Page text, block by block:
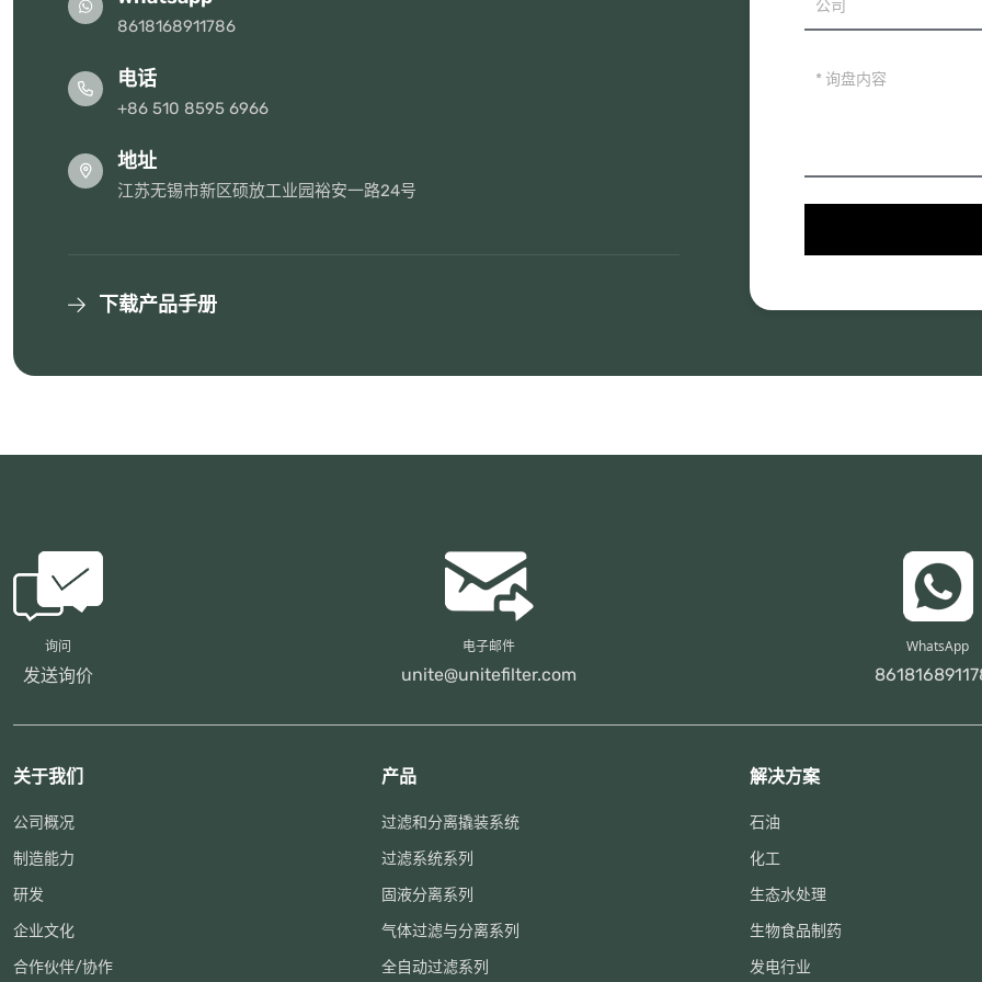
8618168911786
电话
+86 510 8595 6966
地址
江苏无锡市新区硕放工业园裕安一路24号
下载产品手册
询问
发送询价
电子邮件
unite@unitefilter.com
WhatsApp
关于我们
公司概况
制造能力
研发
企业文化
合作伙伴/协作
产品
过滤和分离撬装系统
过滤系统系列
固液分离系列
气体过滤与分离系列
全自动过滤系列
解决方案
石油
化工
生态水处理
生物食品制药
发电行业